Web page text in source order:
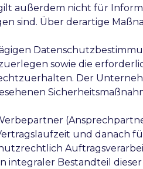
außerdem nicht für
sind. Über derartige
sowie die
Der
und
integraler Bestandteil